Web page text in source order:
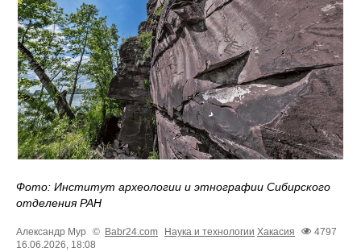
Фото: Институт археологии и этнографии Сибирского
отделения РАН
Александр Мур © Babr24.com Наука и технологии Хакасия
4797
16.06.2026, 18:08